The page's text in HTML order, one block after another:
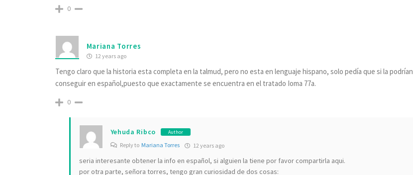
0
Mariana Torres
12 years ago
Tengo claro que la historia esta completa en la talmud, pero no esta en lenguaje hispano, solo pedía que si la podrían
conseguir en español,puesto que exactamente se encuentra en el tratado Ioma 77a.
0
Yehuda Ribco Author
Reply to Mariana Torres 12 years ago
seria interesante obtener la info en español, si alguien la tiene por favor compartirla aqui.
por otra parte, señora torres, tengo gran curiosidad de dos cosas: